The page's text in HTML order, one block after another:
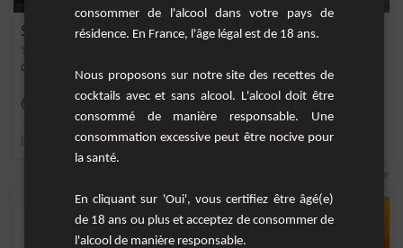
Sully
Ce cocktail sans alcool est épicé par une touche de tabasco
jus d'ananas,ananas,nectar de cranberry ,framboise,cranberry
consommer de l'alcool dans votre pays de
résidence. En France, l'âge légal est de 18 ans.
Nous proposons sur notre site des recettes de
cocktails avec et sans alcool. L'alcool doit être
consommé de manière responsable. Une
consommation excessive peut être nocive pour
la santé.
En cliquant sur 'Oui', vous certifiez être âgé(e)
de 18 ans ou plus et acceptez de consommer de
l'alcool de manière responsable.